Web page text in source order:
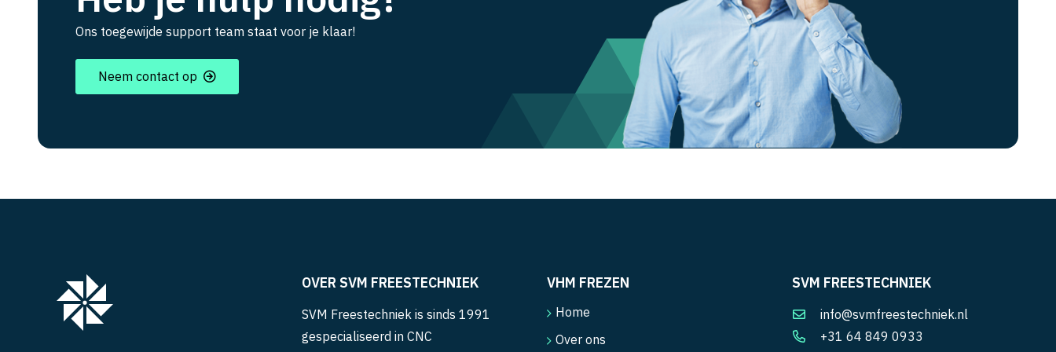
Ons toegewijde support team staat voor je klaar!
Neem contact op
OVER SVM FREESTECHNIEK
SVM Freestechniek is sinds 1991
gespecialiseerd in CNC
VHM FREZEN
Home
Over ons
SVM FREESTECHNIEK
info@svmfreestechniek.nl
+31 64 849 0933